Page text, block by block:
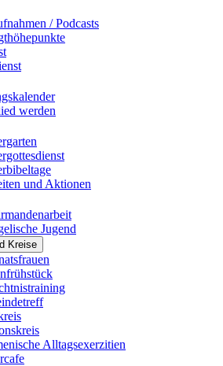
/ Podcasts
werden
und Aktionen
Jugend
Kreise
Alltagsexerzitien